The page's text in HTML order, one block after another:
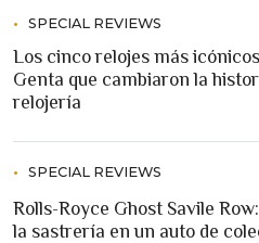
SPECIAL REVIEWS
Los cinco relojes más
Genta que cambiaron la
relojería
SPECIAL REVIEWS
Rolls-Royce Ghost Savile
la sastrería en un auto de